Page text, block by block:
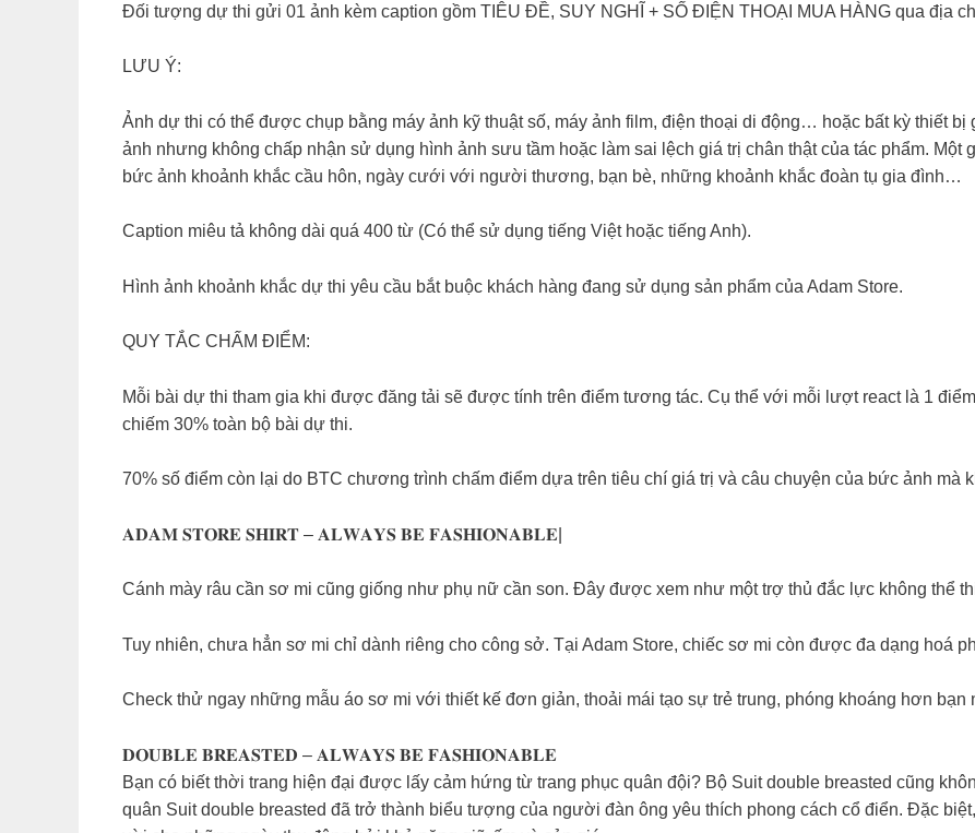
Đối tượng dự thi gửi 01 ảnh kèm caption gồm TIÊU ĐỀ, SUY NGHĨ + SỐ ĐIỆN THOẠI MUA HÀNG qua địa
LƯU Ý:
Ảnh dự thi có thể được chụp bằng máy ảnh kỹ thuật số, máy ảnh film, điện thoại di động… hoặc bất kỳ thiết
ảnh nhưng không chấp nhận sử dụng hình ảnh sưu tầm hoặc làm sai lệch giá trị chân thật của tác phẩm. Một
bức ảnh khoảnh khắc cầu hôn, ngày cưới với người thương, bạn bè, những khoảnh khắc đoàn tụ gia đình…
Caption miêu tả không dài quá 400 từ (Có thể sử dụng tiếng Việt hoặc tiếng Anh).
Hình ảnh khoảnh khắc dự thi yêu cầu bắt buộc khách hàng đang sử dụng sản phẩm của Adam Store.
QUY TẮC CHẤM ĐIỂM:
Mỗi bài dự thi tham gia khi được đăng tải sẽ được tính trên điểm tương tác. Cụ thể với mỗi lượt react là 1
chiếm 30% toàn bộ bài dự thi.
70% số điểm còn lại do BTC chương trình chấm điểm dựa trên tiêu chí giá trị và câu chuyện của bức ảnh mà
𝐀𝐃𝐀𝐌 𝐒𝐓𝐎𝐑𝐄 𝐒𝐇𝐈𝐑𝐓 – 𝐀𝐋𝐖𝐀𝐘𝐒 𝐁𝐄 𝐅𝐀𝐒𝐇𝐈𝐎𝐍𝐀𝐁𝐋𝐄|
Cánh mày râu cần sơ mi cũng giống như phụ nữ cần son. Đây được xem như một trợ thủ đắc lực không thể
Tuy nhiên, chưa hẳn sơ mi chỉ dành riêng cho công sở. Tại Adam Store, chiếc sơ mi còn được đa dạng hoá
Check thử ngay những mẫu áo sơ mi với thiết kế đơn giản, thoải mái tạo sự trẻ trung, phóng khoáng hơn bạn
𝐃𝐎𝐔𝐁𝐋𝐄 𝐁𝐑𝐄𝐀𝐒𝐓𝐄𝐃 – 𝐀𝐋𝐖𝐀𝐘𝐒 𝐁𝐄 𝐅𝐀𝐒𝐇𝐈𝐎𝐍𝐀𝐁𝐋𝐄
Bạn có biết thời trang hiện đại được lấy cảm hứng từ trang phục quân đội? Bộ Suit double breasted cũng
quân Suit double breasted đã trở thành biểu tượng của người đàn ông yêu thích phong cách cổ điển. Đặc